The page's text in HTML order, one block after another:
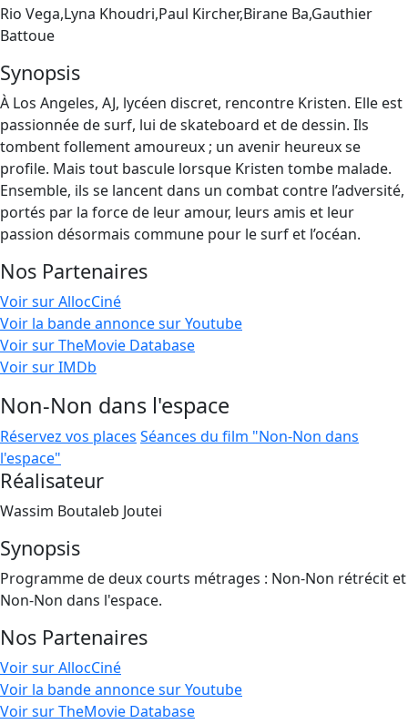
Rio Vega,Lyna Khoudri,Paul Kircher,Birane Ba,Gauthier
Battoue
Synopsis
À Los Angeles, AJ, lycéen discret, rencontre Kristen. Elle est
passionnée de surf, lui de skateboard et de dessin. Ils
tombent follement amoureux ; un avenir heureux se
profile. Mais tout bascule lorsque Kristen tombe malade.
Ensemble, ils se lancent dans un combat contre l’adversité,
portés par la force de leur amour, leurs amis et leur
passion désormais commune pour le surf et l’océan.
Nos Partenaires
Voir sur AllocCiné
Voir la bande annonce sur Youtube
Voir sur TheMovie Database
Voir sur IMDb
Non-Non dans l'espace
Réservez vos places Séances du film "Non-Non dans
l'espace"
Réalisateur
Wassim Boutaleb Joutei
Synopsis
Programme de deux courts métrages : Non-Non rétrécit et
Non-Non dans l'espace.
Nos Partenaires
Voir sur AllocCiné
Voir la bande annonce sur Youtube
Voir sur TheMovie Database